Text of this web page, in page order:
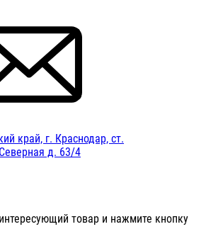
край, г. Краснодар, ст.
д. 63/4
товар и нажмите кнопку